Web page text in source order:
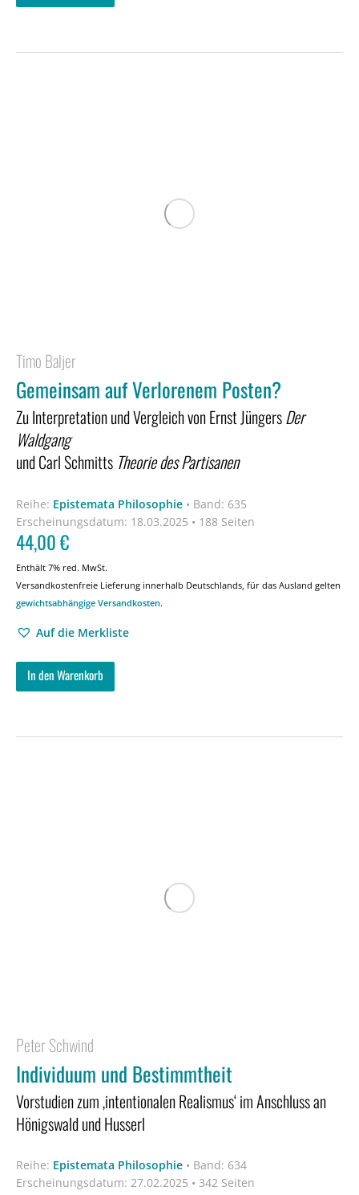
Timo Baljer
Gemeinsam auf Verlorenem Posten?
Zu Interpretation und Vergleich von Ernst JüngersDer
Waldgang
und Carl Schmitts Theorie des Partisanen
Reihe: Epistemata Philosophie • Band: 635
Erscheinungsdatum: 18.03.2025 • 188 Seiten
44,00€
Enthält 7% red. MwSt.
Versandkostenfreie Lieferung innerhalb Deutschlands, für das Ausland gelten
gewichtsabhängige Versandkosten.
Auf die Merkliste
In den Warenkorb
Peter Schwind
Individuum und Bestimmtheit
Vorstudien zum ‚intentionalen Realismus‘ im Anschluss an
Hönigswald und Husserl
Reihe: Epistemata Philosophie • Band: 634
Erscheinungsdatum: 27.02.2025 • 342 Seiten